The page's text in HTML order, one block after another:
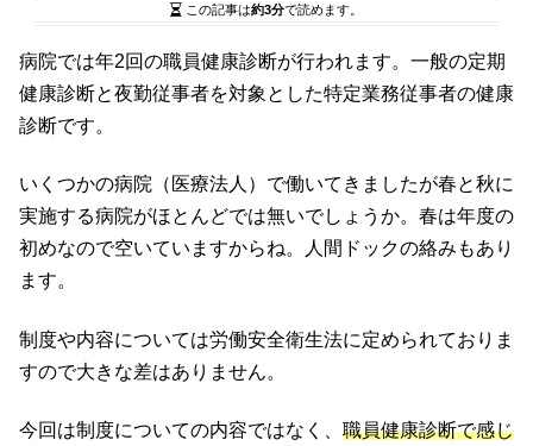
この記事は約3分で読めます。
病院では年2回の職員健康診断が行われます。一般の定期
健康診断と夜勤従事者を対象とした特定業務従事者の健康
診断です。
いくつかの病院（医療法人）で働いてきましたが春と秋に
実施する病院がほとんどでは無いでしょうか。春は年度の
初めなので空いていますからね。人間ドックの絡みもあり
ます。
制度や内容については労働安全衛生法に定められておりま
すので大きな差はありません。
今回は制度についての内容ではなく、 職員健康診断で感じ